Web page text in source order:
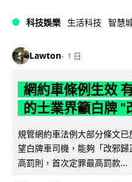
科技娛樂 生活科技 智慧
Lawton 1 日
網約車條例生效
的士業界籲白牌 "
規管網約車法例大部分條文
望白牌車司機，能夠「改邪
高罰則，首次定罪最高罰款...